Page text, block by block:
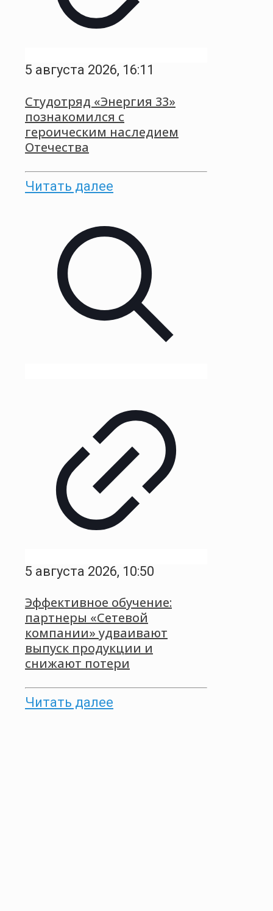
5 августа 2026, 16:11
Студотряд «Энергия 33»
познакомился с
героическим наследием
Отечества
Читать далее
5 августа 2026, 10:50
Эффективное обучение:
партнеры «Сетевой
компании» удваивают
выпуск продукции и
снижают потери
Читать далее